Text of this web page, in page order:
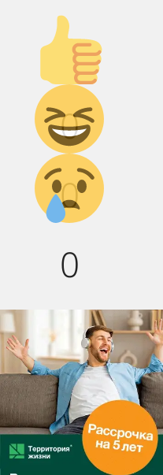
Палец
вверх!
0
Дикий
смех!
0
Грусть :(
0